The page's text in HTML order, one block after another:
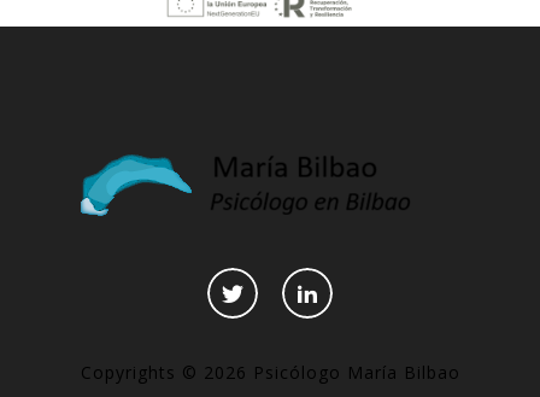
Copyrights © 2026 Psicólogo María Bilbao